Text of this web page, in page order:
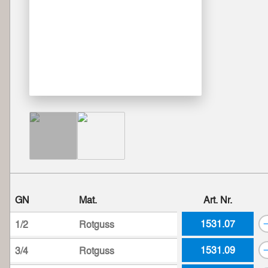
GN Mat. Art. Nr.
1/2
Rotguss
1531.07
3/4
Rotguss 1531.09